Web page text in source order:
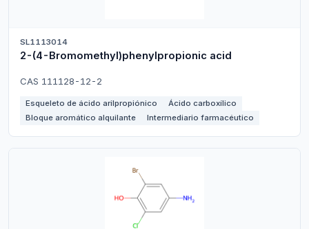
SL1113014
2-(4-Bromomethyl)phenylpropionic acid
CAS 111128-12-2
Esqueleto de ácido arilpropiónico
Ácido carboxílico
Bloque aromático alquilante
Intermediario farmacéutico